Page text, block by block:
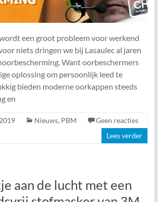
een groot probleem voor werkend
niets dringen we bij Lasaulec al jaren
Want oorbeschermers
oplossing om persoonlijk leed te
bieden moderne oorkappen steeds
en
Nieuws, PBM
Geen reacties
Lees verder
aan de lucht met een